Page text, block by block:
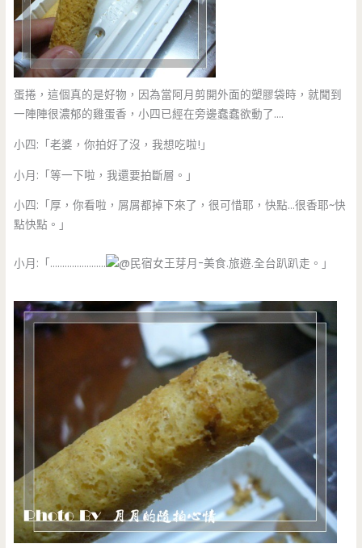
蛋捲，這個真的是好物，因為當阿月剪開外面的塑膠袋時，就聞到
一陣陣很濃郁的雞蛋香，小四已經在旁邊蠢蠢欲動了….
小四:「老婆，你拍好了沒，我想吃啦!」
小月:「等一下啦，我還要拍斷層。」
小四:「厚，你看啦，屑屑都掉下來了，很可惜耶，快點…很香耶~快
點快點。」
小月:「………………….. 。」